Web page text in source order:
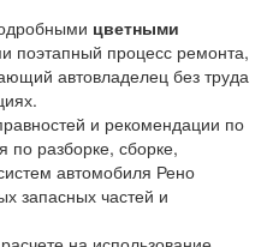
цветными
процесс ремонта,
автовладелец без труда
и рекомендации по
по разборке, сборке,
автомобиля Рено
запасных частей и